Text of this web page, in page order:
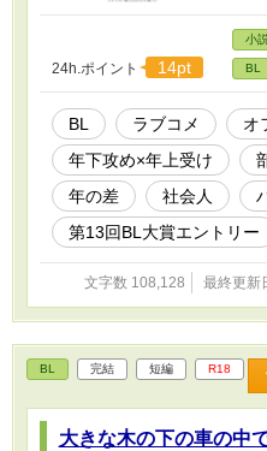
て立ち去るこ
し、コーヒー
た一ノ瀬に、
出して──。
す。 ◎BLの性
はご注意く
為の描写 大人
様、是非ご覧
「私」受けが
ると幸いです
お借りしてい
24h.ポイント 14pt
小説
BL
BL ラブコメ
オ
年下攻め×年上受け
年の差
社会人
第13回BL大賞エントリー
文字数 108,128 最終更新
BL 完結 短編 R18
大きな木の下の車の中